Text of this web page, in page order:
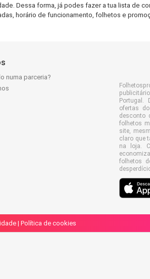
Dessa forma, já podes fazer a tua lista de
horário de funcionamento, folhetos e
numa parceria?
Portugal.
ofertas
desconto
folhetos
site,
claro que
na loja.
folhetos
| Política de cookies